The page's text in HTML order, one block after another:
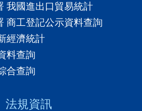
我國進出口貿易統計
商工登記公示資料查詢
經濟統計
料查詢
合查詢
法規資訊